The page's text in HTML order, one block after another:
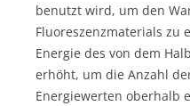
benutzt wird, um den
Fluoreszenzmaterials zu
Energie des von dem
erhöht, um die Anzahl
Energiewerten oberhalb